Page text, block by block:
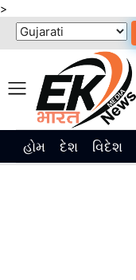
>
હોમ દેશ વિદેશ